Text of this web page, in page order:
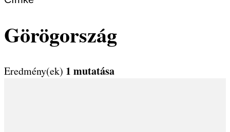
Görögország
Eredmény(ek) 1 mutatása